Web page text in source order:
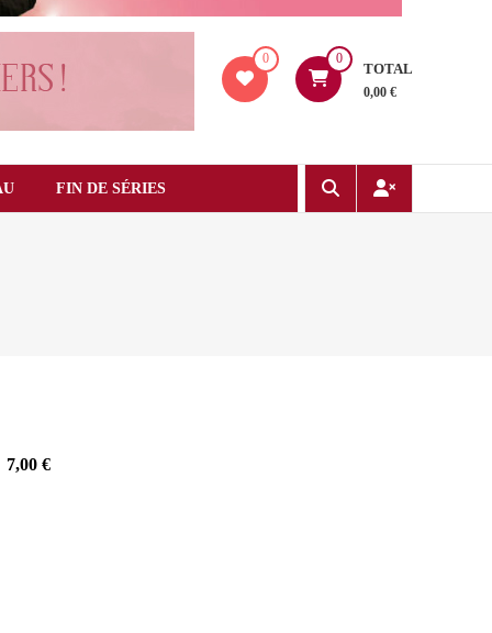
0 0
TOTAL
0,00 €
FIN DE SÉRIES
7,00 €